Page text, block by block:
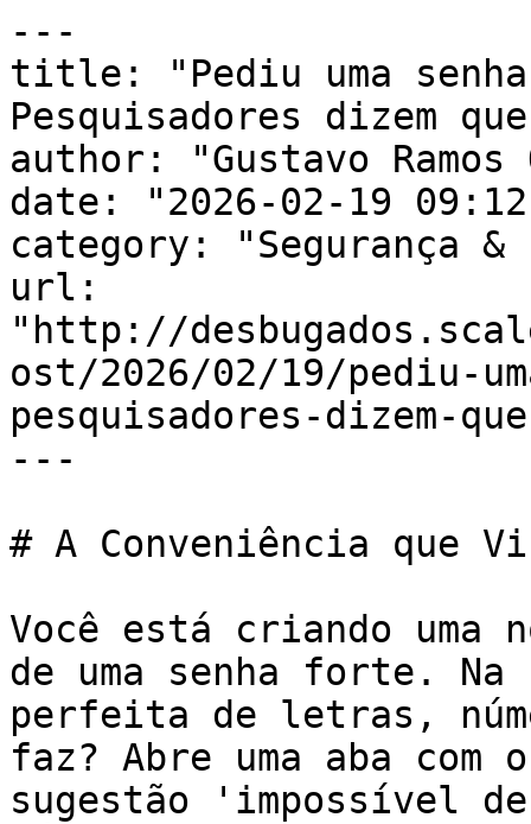
---
title: "Pediu uma senha
Pesquisadores dizem
author: "Gustavo
date: "2026-02-19
category: "Segurança
url:
"http://
ost/2026/02/19/pediu-
pesquisadores-dizem-
---
# A Conveniência que
Você está criando uma
de uma senha forte. Na
perfeita de letras,
faz? Abre uma aba com
sugestão 'impossível